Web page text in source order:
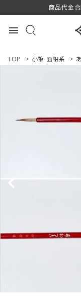
商品代金
menu
用途で選ぶ
ご利用ガイド
特定商取引法につい
TOP > 小筆 面相系 >